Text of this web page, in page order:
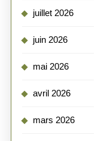
juillet 2026
juin 2026
mai 2026
avril 2026
mars 2026